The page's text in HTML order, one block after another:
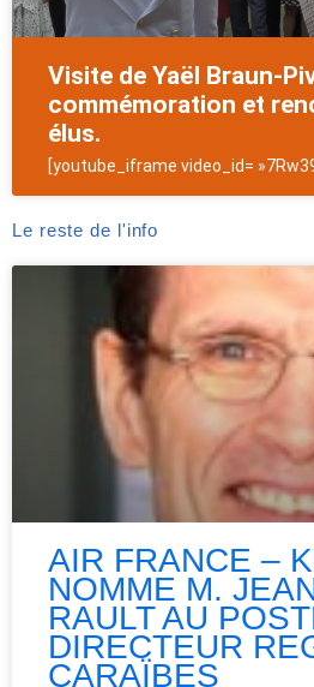
Visite de Yaël Braun-
commémoration et
élus.
[youtube_iframe video_id=
Le reste de l'info
AIR FRANCE –
NOMME M.
RAULT AU
DIRECTEUR
CARAÏBES